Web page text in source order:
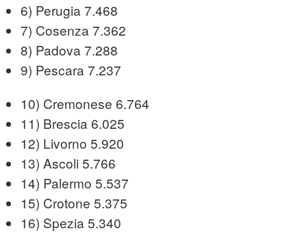
6) Perugia 7.468
7) Cosenza 7.362
8) Padova 7.288
9) Pescara 7.237
10) Cremonese 6.764
11) Brescia 6.025
12) Livorno 5.920
13) Ascoli 5.766
14) Palermo 5.537
15) Crotone 5.375
16) Spezia 5.340